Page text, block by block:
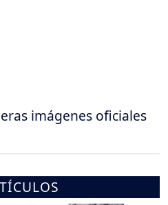
imágenes oficiales